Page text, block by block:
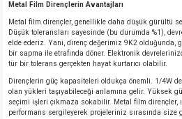
Metal Film Dirençlerin Avantajları
Metal film dirençler, genellikle daha düşük gürültü
Düşük toleransları sayesinde (bu durumda %1),
elde ederiz. Yani, direnç değerimiz 9K2 olduğunda,
bir sapma ile etrafında döner. Elektronik
tür bir tolerans gerçekten hayat kurtarıcı olabilir.
Dirençlerin güç kapasiteleri oldukça önemli. 1/4W
olan yükleri taşıyabileceği anlamına gelir. Yüksek
seçimi işleri çıkmaza sokabilir. Metal film dirençler,
performans sergileyerek projeleriniz sırasında size